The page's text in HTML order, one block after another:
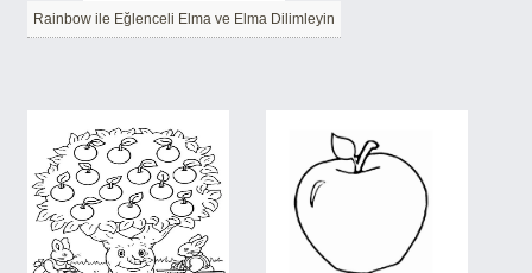
Rainbow ile Eğlenceli Elma ve Elma Dilimleyin